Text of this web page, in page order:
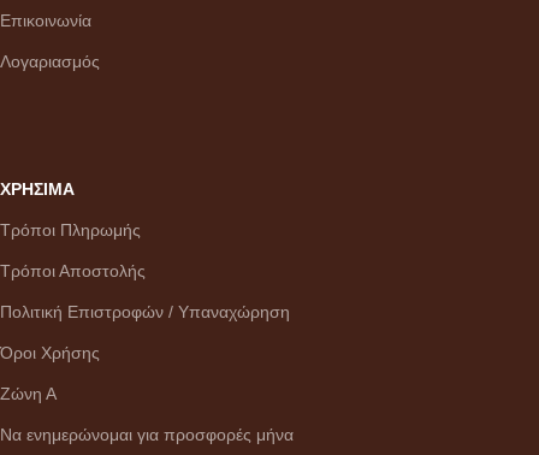
Επικοινωνία
Λογαριασμός
ΧΡΗΣΙΜΑ
Τρόποι Πληρωμής
Τρόποι Αποστολής
Πολιτική Επιστροφών / Υπαναχώρηση
Όροι Χρήσης
Ζώνη Α
Να ενημερώνομαι για προσφορές μήνα